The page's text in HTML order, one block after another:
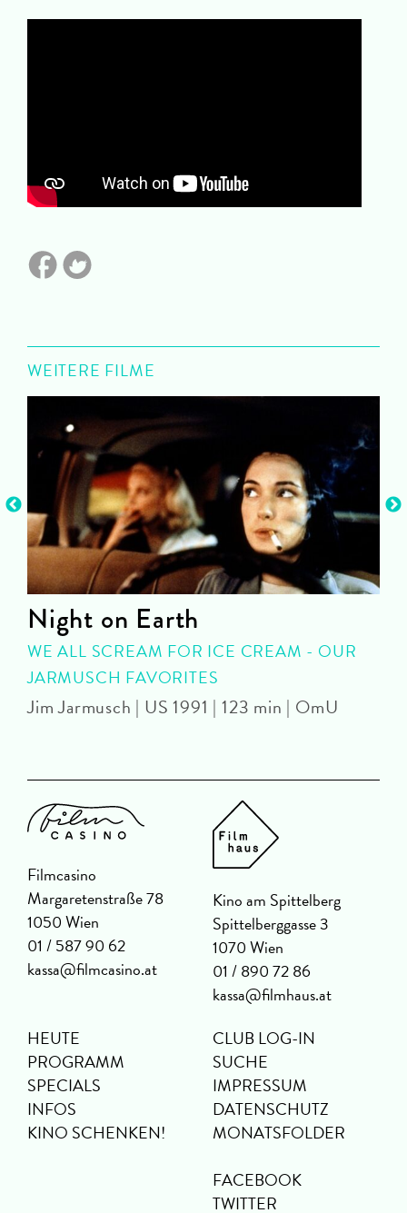
WEITERE FILME
Night on Earth
WE ALL SCREAM FOR ICE CREAM - OUR
JARMUSCH FAVORITES
Jim Jarmusch | US 1991 | 123 min | OmU
Filmcasino
Margaretenstraße 78
1050 Wien
01 / 587 90 62
kassa@filmcasino.at
Kino am Spittelberg
Spittelberggasse 3
1070 Wien
01 / 890 72 86
kassa@filmhaus.at
HEUTE
PROGRAMM
SPECIALS
INFOS
KINO SCHENKEN!
CLUB LOG-IN
SUCHE
IMPRESSUM
DATENSCHUTZ
MONATSFOLDER
FACEBOOK
TWITTER